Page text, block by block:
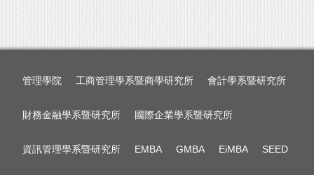
管理學院 工商管理學系暨商學研究所 會計學系暨研究所
財務金融學系暨研究所 國際企業學系暨研究所
資訊管理學系暨研究所 EMBA GMBA EiMBA SEED